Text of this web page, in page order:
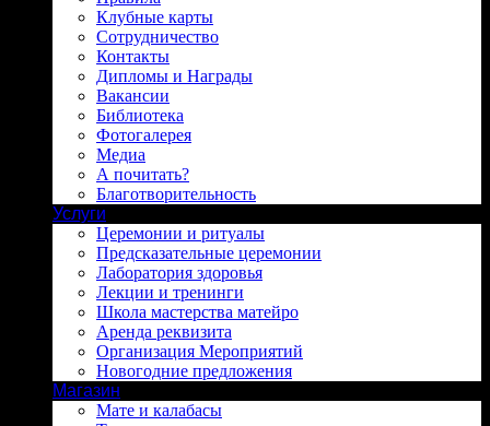
Клубные карты
Сотрудничество
Контакты
Дипломы и Награды
Вакансии
Библиотека
Фотогалерея
Медиа
А почитать?
Благотворительность
Услуги
Церемонии и ритуалы
Предсказательные церемонии
Лаборатория здоровья
Лекции и тренинги
Школа мастерства матейро
Аренда реквизита
Организация Мероприятий
Новогодние предложения
Магазин
Мате и калабасы